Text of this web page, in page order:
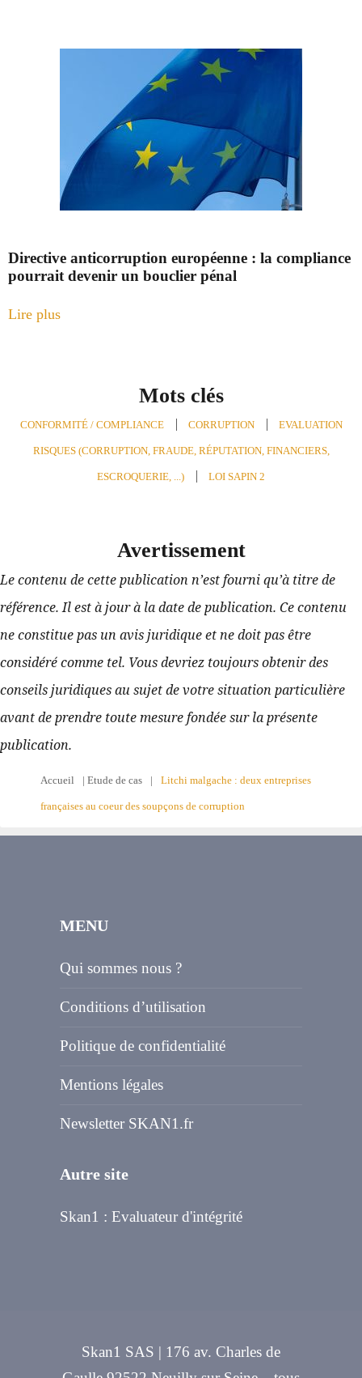
Directive anticorruption européenne : la compliance
pourrait devenir un bouclier pénal
Lire plus
Mots clés
CONFORMITÉ / COMPLIANCE CORRUPTION EVALUATION
RISQUES (CORRUPTION, FRAUDE, RÉPUTATION, FINANCIERS,
ESCROQUERIE, ...) LOI SAPIN 2
Avertissement
Le contenu de cette publication n’est fourni qu’à titre de
référence. Il est à jour à la date de publication. Ce contenu
ne constitue pas un avis juridique et ne doit pas être
considéré comme tel. Vous devriez toujours obtenir des
conseils juridiques au sujet de votre situation particulière
avant de prendre toute mesure fondée sur la présente
publication.
Accueil | Etude de cas | Litchi malgache : deux entreprises
françaises au coeur des soupçons de corruption
MENU
Qui sommes nous ?
Conditions d’utilisation
Politique de confidentialité
Mentions légales
Newsletter SKAN1.fr
Autre site
Skan1 : Evaluateur d'intégrité
Skan1 SAS | 176 av. Charles de